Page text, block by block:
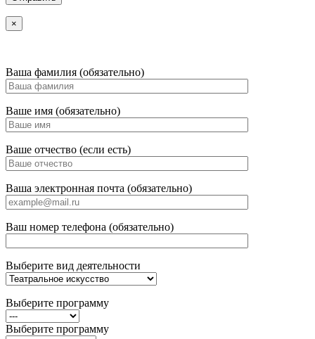
×
Ваша фамилия (обязательно)
Ваше имя (обязательно)
Ваше отчество (если есть)
Ваша электронная почта (обязательно)
Ваш номер телефона (обязательно)
Выберите вид деятельности
Выберите программу
Выберите программу